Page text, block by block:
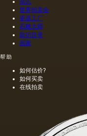
世界拍卖会
瓷器工厂
石雕大师
款识目录
画家
帮助
如何估价?
如何买卖
在线拍卖